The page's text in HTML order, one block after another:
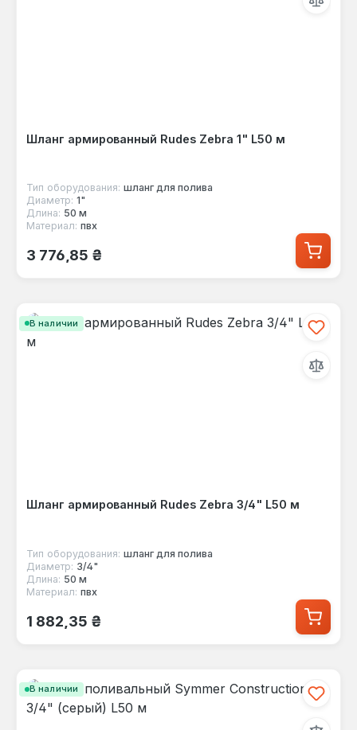
Шланг армированный Rudes Zebra 1" L50 м
Тип оборудования: шланг для полива
Диаметр: 1"
Длина: 50 м
Материал: пвх
Обычная цена:
3 776,85 ₴
В наличии
Шланг армированный Rudes Zebra 3/4" L50 м
Тип оборудования: шланг для полива
Диаметр: 3/4"
Длина: 50 м
Материал: пвх
Обычная цена:
1 882,35 ₴
В наличии